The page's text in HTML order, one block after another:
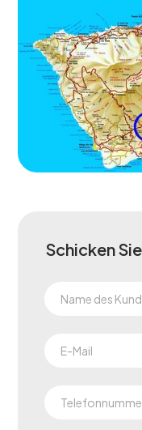
Schicken